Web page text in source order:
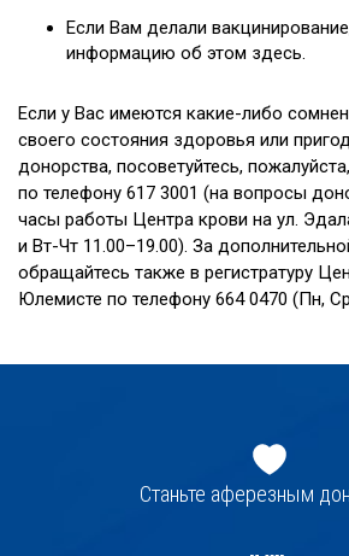
Если Вам делали
информацию об этом здесь.
Если у Вас имеются какие-либо
своего состояния здоровья или
донорства, посоветуйтесь,
по телефону 617 3001 (на вопросы
часы работы Центра крови на ул.
и Вт-Чт 11.00–19.00). За
обращайтесь также в регистратуру
Юлемисте по телефону 664 0470 (Пн,
navigatsioonСтаньте аферезным